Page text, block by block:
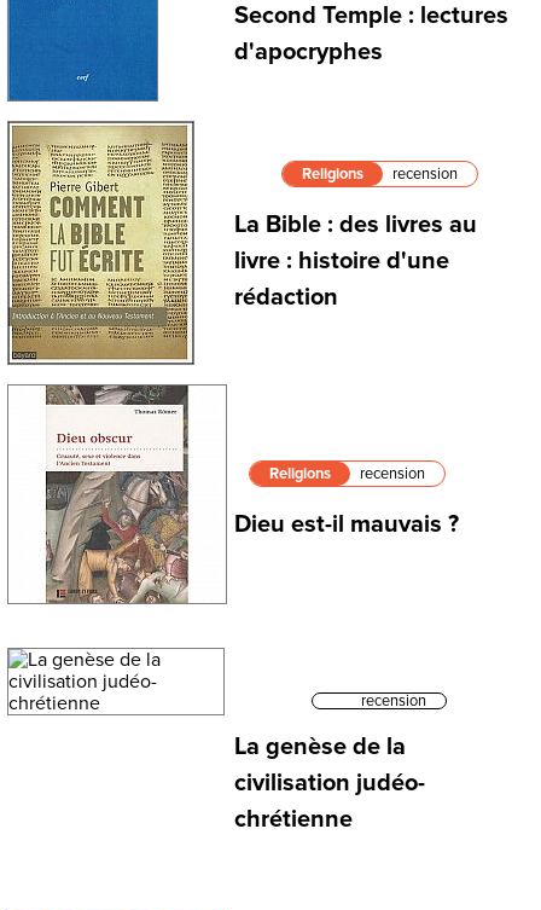
Second Temple : lectures
d'apocryphes
Religions recension
La Bible : des livres au
livre : histoire d'une
rédaction
Religions recension
Dieu est-il mauvais ?
recension
La genèse de la
civilisation judéo-
chrétienne